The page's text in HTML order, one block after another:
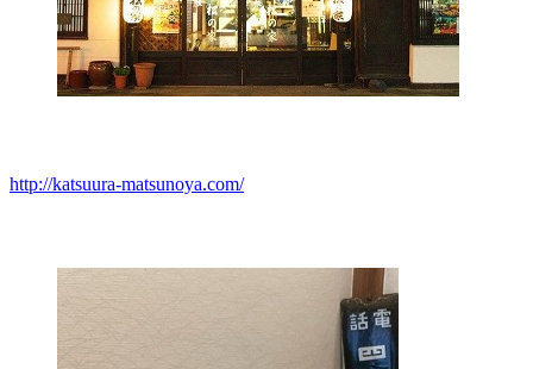
http://katsuura-matsunoya.com/